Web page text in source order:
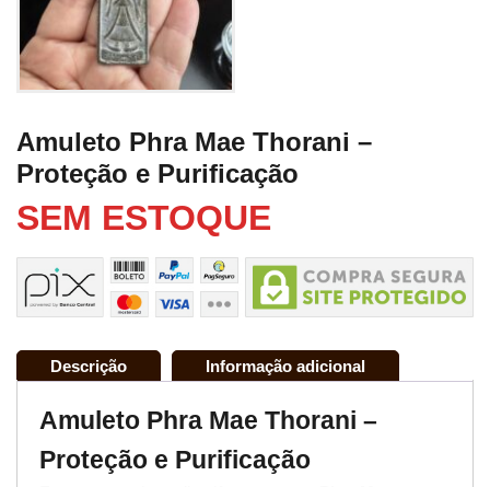
Amuleto Phra Mae Thorani –
Proteção e Purificação
SEM ESTOQUE
Descrição Informação adicional
Amuleto Phra Mae Thorani –
Proteção e Purificação